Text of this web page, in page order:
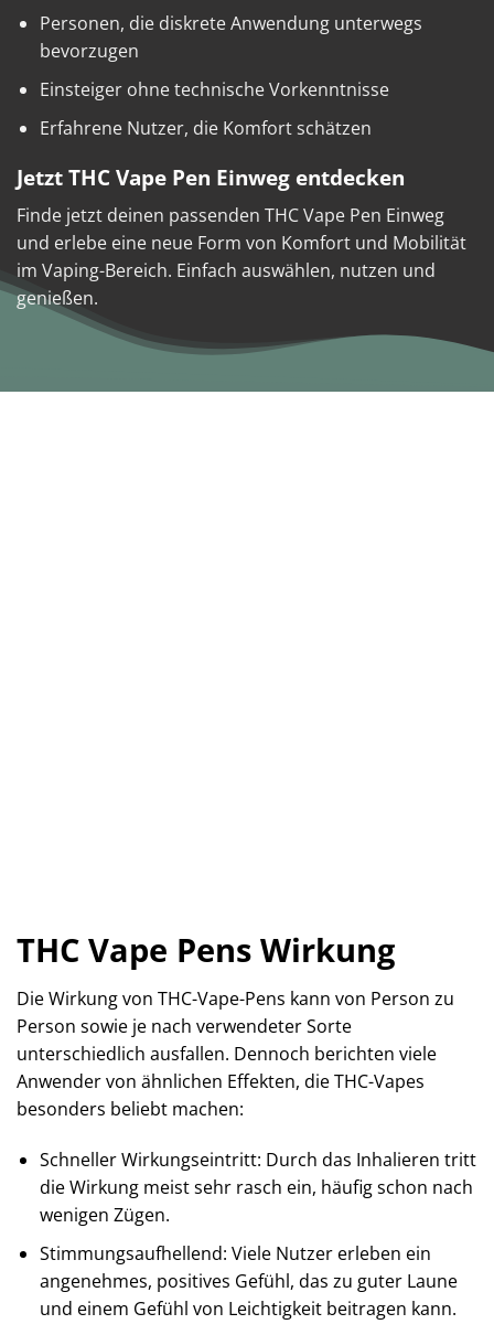
Personen, die diskrete Anwendung unterwegs
bevorzugen
Einsteiger ohne technische Vorkenntnisse
Erfahrene Nutzer, die Komfort schätzen
Jetzt THC Vape Pen Einweg entdecken
Finde jetzt deinen passenden THC Vape Pen Einweg
und erlebe eine neue Form von Komfort und Mobilität
im Vaping-Bereich. Einfach auswählen, nutzen und
genießen.
THC Vape Pens Wirkung
Die Wirkung von THC-Vape-Pens kann von Person zu
Person sowie je nach verwendeter Sorte
unterschiedlich ausfallen. Dennoch berichten viele
Anwender von ähnlichen Effekten, die THC-Vapes
besonders beliebt machen:
Schneller Wirkungseintritt: Durch das Inhalieren tritt
die Wirkung meist sehr rasch ein, häufig schon nach
wenigen Zügen.
Stimmungsaufhellend: Viele Nutzer erleben ein
angenehmes, positives Gefühl, das zu guter Laune
und einem Gefühl von Leichtigkeit beitragen kann.